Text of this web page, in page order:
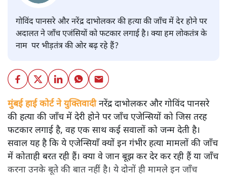
गोविंद पानसरे और नरेंद्र दाभोलकर की हत्या की जाँच में देर होने पर
अदालत ने जाँच एजंसियों को फटकार लगाई है। क्या हम लोकतंत्र के
नाम पर भीड़तंत्र की ओर बढ़ रहे हैं?
मुंबई हाई कोर्ट ने युक्तिवादीनरेंद्र दाभोलकर और गोविंद पानसरे
की हत्या की जाँच में देरी होने पर जाँच एजेन्सियों को जिस तरह
फटकार लगाई है, वह एक साथ कई सवालों को जन्म देती है।
सवाल यह है कि ये एजेन्सियाँ क्यों इन गंभीर हत्या मामलों की जाँच
में कोताही बरत रही हैं। क्या वे जान बूझ कर देर कर रही हैं या जाँच
करना उनके बूते की बात नहीं है। ये दोनों ही मामले इन जाँच